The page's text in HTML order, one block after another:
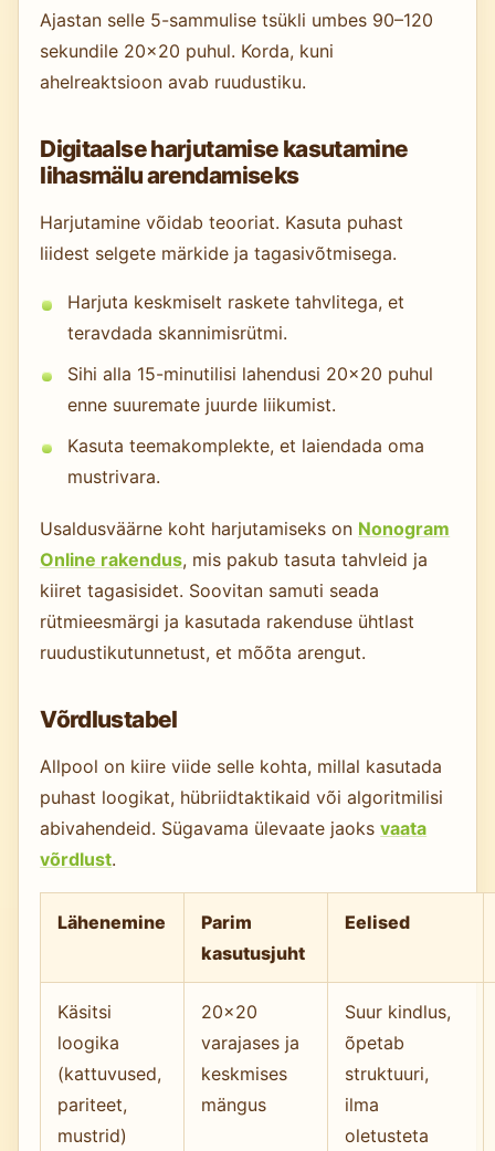
Ajastan selle 5-sammulise tsükli umbes 90–120
sekundile 20×20 puhul. Korda, kuni
ahelreaktsioon avab ruudustiku.
Digitaalse harjutamise kasutamine
lihasmälu arendamiseks
Harjutamine võidab teooriat. Kasuta puhast
liidest selgete märkide ja tagasivõtmisega.
Harjuta keskmiselt raskete tahvlitega, et
teravdada skannimisrütmi.
Sihi alla 15-minutilisi lahendusi 20×20 puhul
enne suuremate juurde liikumist.
Kasuta teemakomplekte, et laiendada oma
mustrivara.
Usaldusväärne koht harjutamiseks on Nonogram
Online rakendus, mis pakub tasuta tahvleid ja
kiiret tagasisidet. Soovitan samuti seada
rütmieesmärgi ja kasutada rakenduse ühtlast
ruudustikutunnetust, et mõõta arengut.
Võrdlustabel
Allpool on kiire viide selle kohta, millal kasutada
puhast loogikat, hübriidtaktikaid või algoritmilisi
abivahendeid. Sügavama ülevaate jaoksvaata
võrdlust.
Lähenemine
Parim
kasutusjuht
Eelised
Käsitsi
loogika
(kattuvused,
pariteet,
mustrid)
20×20
varajases ja
keskmises
mängus
Suur kindlus,
õpetab
struktuuri,
ilma
oletusteta